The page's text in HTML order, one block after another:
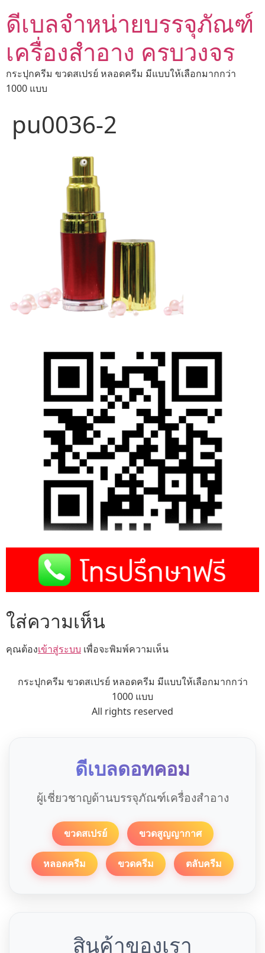
ดีเบลจำหน่ายบรรจุภัณฑ์
เครื่องสำอาง ครบวงจร
กระปุกครีม ขวดสเปรย์ หลอดครีม มีแบบให้เลือกมากกว่า
1000 แบบ
pu0036-2
ใส่ความเห็น
คุณต้องเข้าสู่ระบบ เพื่อจะพิมพ์ความเห็น
กระปุกครีม ขวดสเปรย์ หลอดครีม มีแบบให้เลือกมากกว่า
1000 แบบ
All rights reserved
ดีเบลดอทคอม
ผู้เชี่ยวชาญด้านบรรจุภัณฑ์เครื่องสำอาง
ขวดสเปรย์ ขวดสูญญากาศ
หลอดครีม ขวดครีม ตลับครีม
สินค้าของเรา